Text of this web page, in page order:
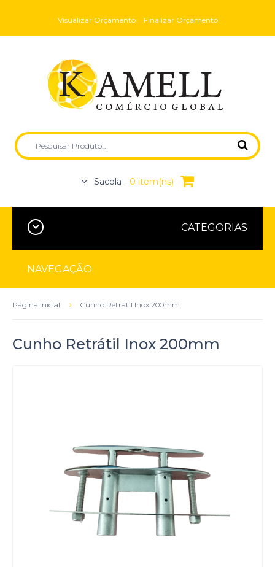
Visualizar Orçamento Finalizar Orçamento
Sacola - 0 item(ns)
CATEGORIAS
NAVEGAÇÃO
Página Inicial Cunho Retrátil Inox 200mm
Cunho Retrátil Inox 200mm